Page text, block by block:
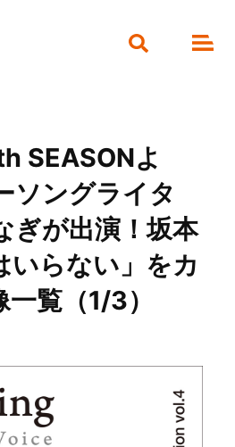
SEASONよ
ソングライタ
ぎが出演！坂本
いらない」をカ
覧（1/3）